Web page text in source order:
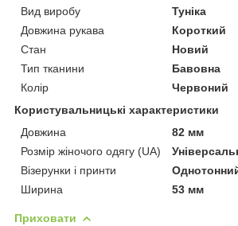
Вид виробу
Туніка
Довжина рукава
Короткий
Стан
Новий
Тип тканини
Бавовна
Колір
Червоний
Користувальницькі характеристики
Довжина
82 мм
Розмір жіночого одягу (UA)
Візерунки і принти
Ширина
53 мм
Приховати